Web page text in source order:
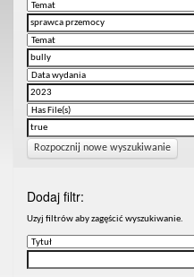
Rozpocznij nowe wyszukiwanie
Dodaj filtr:
Uzyj filtrów aby zagęścić wyszukiwanie.